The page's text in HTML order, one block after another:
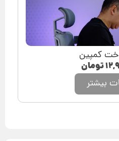
کمپین
تومان
بیشتر